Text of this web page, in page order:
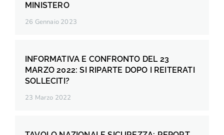
MINISTERO
26 Gennaio 2023
INFORMATIVA E CONFRONTO DEL 23
MARZO 2022: SI RIPARTE DOPO I REITERATI
SOLLECITI?
23 Marzo 2022